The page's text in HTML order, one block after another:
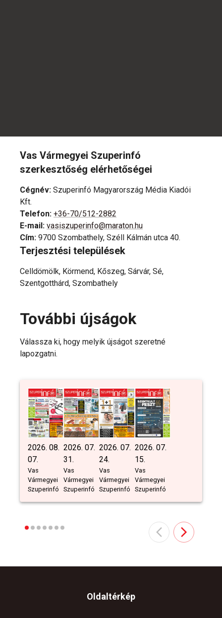
Vas Vármegyei Szuperinfó
szerkesztőség elérhetőségei
Cégnév: Szuperinfó Magyarország Média Kiadói
Kft.
Telefon: +36-70/512-2882
E-mail: vasiszuperinfo@maraton.hu
Cím: 9700 Szombathely, Széll Kálmán utca 40.
Terjesztési települések
Celldömölk, Körmend, Kőszeg, Sárvár, Sé,
Szentgotthárd, Szombathely
További újságok
Válassza ki, hogy melyik újságot szeretné
lapozgatni.
2026. 08.
07.
Vas
Vármegyei
Szuperinfó
2026. 07.
31.
Vas
Vármegyei
Szuperinfó
2026. 07.
24.
Vas
Vármegyei
Szuperinfó
2026. 07.
15.
Vas
Vármegyei
Szuperinfó
Oldaltérkép